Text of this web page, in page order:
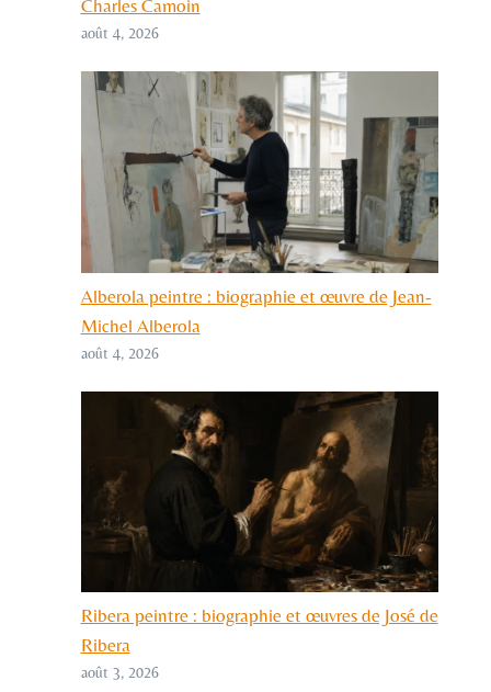
Charles Camoin
août 4, 2026
Alberola peintre : biographie et œuvre de Jean-
Michel Alberola
août 4, 2026
Ribera peintre : biographie et œuvres de José de
Ribera
août 3, 2026